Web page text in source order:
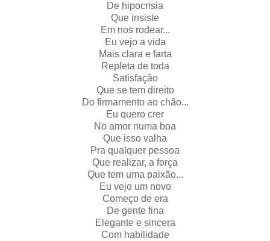
De hipocrisia
Que insiste
Em nos rodear...
Eu vejo a vida
Mais clara e farta
Repleta de toda
Satisfação
Que se tem direito
Do firmamento ao chão...
Eu quero crer
No amor numa boa
Que isso valha
Pra qualquer pessoa
Que realizar, a força
Que tem uma paixão...
Eu vejo um novo
Começo de era
De gente fina
Elegante e sincera
Com habilidade